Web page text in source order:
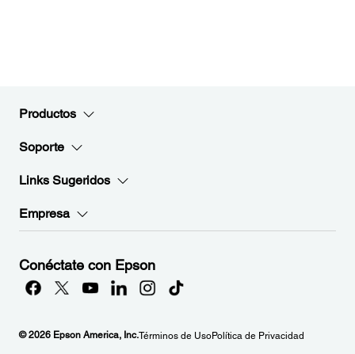
Productos
Soporte
Links Sugeridos
Empresa
Conéctate con Epson
© 2026 Epson America, Inc.Términos de UsoPolítica de Privacidad